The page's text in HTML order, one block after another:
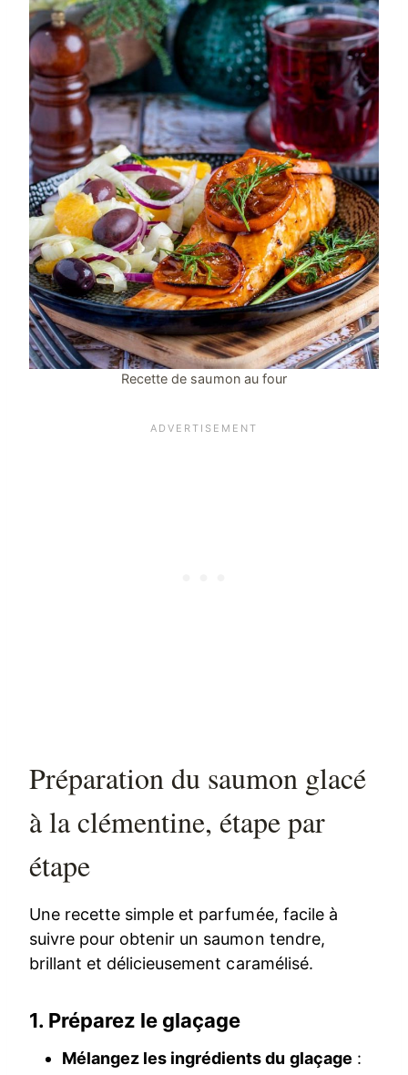
Recette de saumon au four
Préparation du saumon glacé
à la clémentine, étape par
étape
Une recette simple et parfumée, facile à
suivre pour obtenir un saumon tendre,
brillant et délicieusement caramélisé.
1. Préparez le glaçage
Mélangez les ingrédients du glaçage :